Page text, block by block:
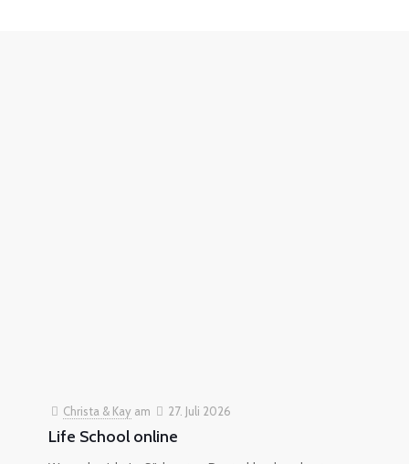
Christa & Kay am 27. Juli 2026
Life School online